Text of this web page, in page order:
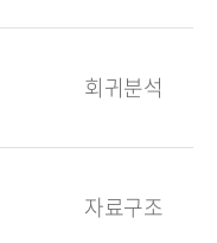
회귀분석
자료구조